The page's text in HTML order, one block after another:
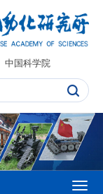
中国科学院